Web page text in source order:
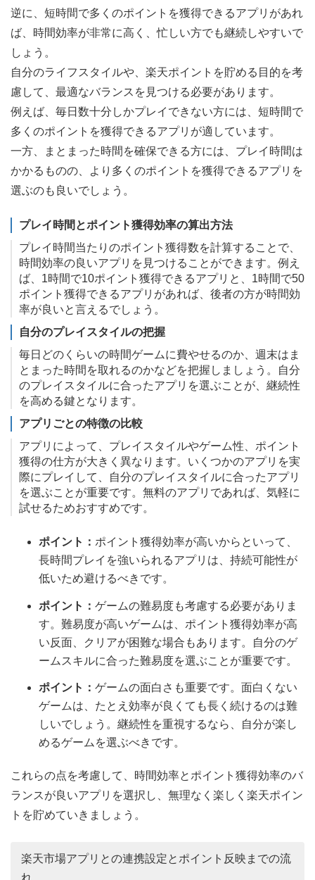
逆に、短時間で多くのポイントを獲得できるアプリがあれ
ば、時間効率が非常に高く、忙しい方でも継続しやすいで
しょう。
自分のライフスタイルや、楽天ポイントを貯める目的を考
慮して、最適なバランスを見つける必要があります。
例えば、毎日数十分しかプレイできない方には、短時間で
多くのポイントを獲得できるアプリが適しています。
一方、まとまった時間を確保できる方には、プレイ時間は
かかるものの、より多くのポイントを獲得できるアプリを
選ぶのも良いでしょう。
プレイ時間とポイント獲得効率の算出方法
プレイ時間当たりのポイント獲得数を計算することで、
時間効率の良いアプリを見つけることができます。例え
ば、1時間で10ポイント獲得できるアプリと、1時間で50
ポイント獲得できるアプリがあれば、後者の方が時間効
率が良いと言えるでしょう。
自分のプレイスタイルの把握
毎日どのくらいの時間ゲームに費やせるのか、週末はま
とまった時間を取れるのかなどを把握しましょう。自分
のプレイスタイルに合ったアプリを選ぶことが、継続性
を高める鍵となります。
アプリごとの特徴の比較
アプリによって、プレイスタイルやゲーム性、ポイント
獲得の仕方が大きく異なります。いくつかのアプリを実
際にプレイして、自分のプレイスタイルに合ったアプリ
を選ぶことが重要です。無料のアプリであれば、気軽に
試せるためおすすめです。
ポイント： ポイント獲得効率が高いからといって、
長時間プレイを強いられるアプリは、持続可能性が
低いため避けるべきです。
ポイント： ゲームの難易度も考慮する必要がありま
す。難易度が高いゲームは、ポイント獲得効率が高
い反面、クリアが困難な場合もあります。自分のゲ
ームスキルに合った難易度を選ぶことが重要です。
ポイント： ゲームの面白さも重要です。面白くない
ゲームは、たとえ効率が良くても長く続けるのは難
しいでしょう。継続性を重視するなら、自分が楽し
めるゲームを選ぶべきです。
これらの点を考慮して、時間効率とポイント獲得効率のバ
ランスが良いアプリを選択し、無理なく楽しく楽天ポイン
トを貯めていきましょう。
楽天市場アプリとの連携設定とポイント反映までの流
れ